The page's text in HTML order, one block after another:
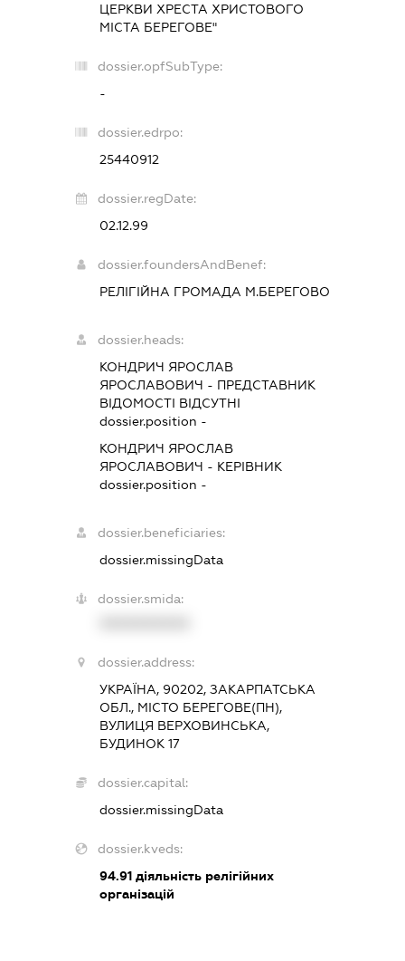
ЦЕРКВИ ХРЕСТА ХРИСТОВОГО
МІСТА БЕРЕГОВЕ"
dossier.opfSubType:
-
dossier.edrpo:
25440912
dossier.regDate:
02.12.99
dossier.foundersAndBenef:
РЕЛІГІЙНА ГРОМАДА М.БЕРЕГОВО
dossier.heads:
КОНДРИЧ ЯРОСЛАВ
ЯРОСЛАВОВИЧ - ПРЕДСТАВНИК
ВІДОМОСТІ ВІДСУТНІ
dossier.position -
КОНДРИЧ ЯРОСЛАВ
ЯРОСЛАВОВИЧ - КЕРІВНИК
dossier.position -
dossier.beneficiaries:
dossier.missingData
dossier.smida:
dossier.address:
УКРАЇНА, 90202, ЗАКАРПАТСЬКА
ОБЛ., МІСТО БЕРЕГОВЕ(ПН),
ВУЛИЦЯ ВЕРХОВИНСЬКА,
БУДИНОК 17
dossier.capital:
dossier.missingData
dossier.kveds:
94.91діяльність релігійних
організацій